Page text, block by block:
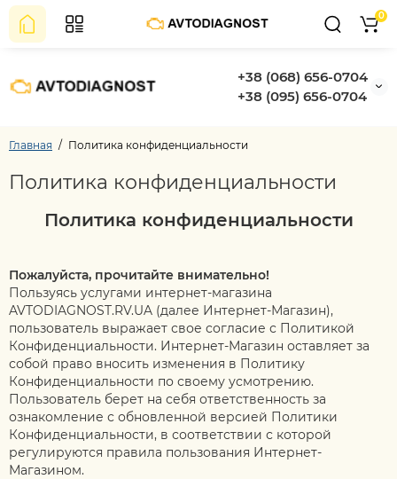
+38 (068) 656-0704
+38 (095) 656-0704
0
Главная Политика конфиденциальности
Политика конфиденциальности
Политика конфиденциальности
Пожалуйста, прочитайте внимательно!
Пользуясь услугами интернет-магазина
AVTODIAGNOST.RV.UA (далее Интернет-Магазин),
пользователь выражает свое согласие с Политикой
Конфиденциальности. Интернет-Магазин оставляет за
собой право вносить изменения в Политику
Конфиденциальности по своему усмотрению.
Пользователь берет на себя ответственность за
ознакомление с обновленной версией Политики
Конфиденциальности, в соответствии с которой
регулируются правила пользования Интернет-
Магазином.